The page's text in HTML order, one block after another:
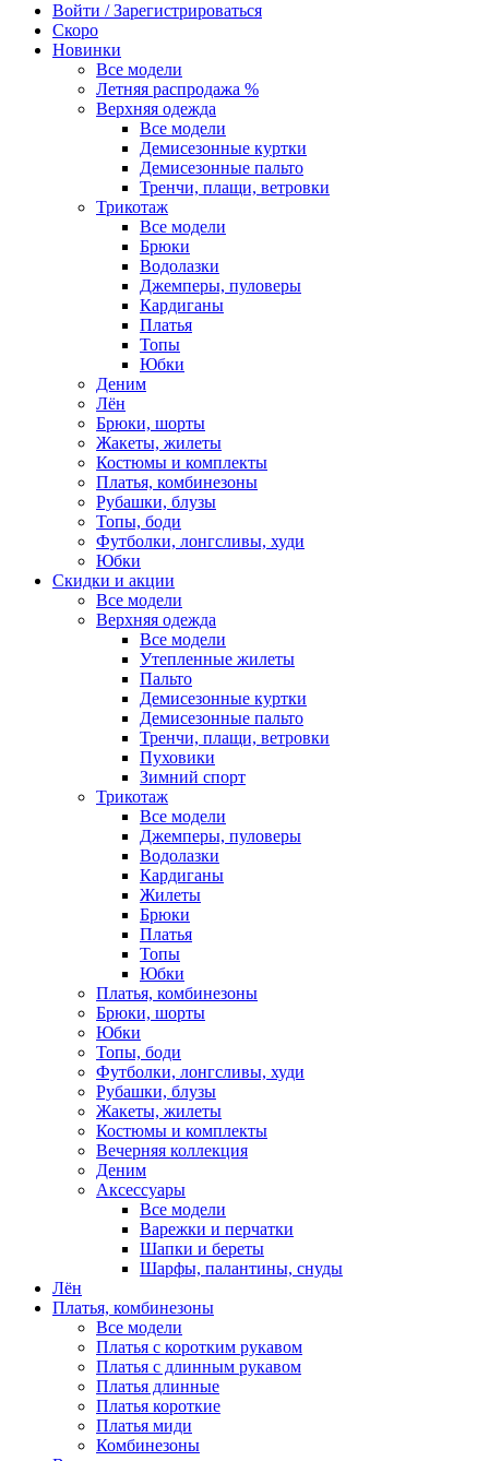
Войти / Зарегистрироваться
Скоро
Новинки
Все модели
Летняя распродажа %
Верхняя одежда
Все модели
Демисезонные куртки
Демисезонные пальто
Тренчи, плащи, ветровки
Трикотаж
Все модели
Брюки
Водолазки
Джемперы, пуловеры
Кардиганы
Платья
Топы
Юбки
Деним
Лён
Брюки, шорты
Жакеты, жилеты
Костюмы и комплекты
Платья, комбинезоны
Рубашки, блузы
Топы, боди
Футболки, лонгсливы, худи
Юбки
Скидки и акции
Все модели
Верхняя одежда
Все модели
Утепленные жилеты
Пальто
Демисезонные куртки
Демисезонные пальто
Тренчи, плащи, ветровки
Пуховики
Зимний спорт
Трикотаж
Все модели
Джемперы, пуловеры
Водолазки
Кардиганы
Жилеты
Брюки
Платья
Топы
Юбки
Платья, комбинезоны
Брюки, шорты
Юбки
Топы, боди
Футболки, лонгсливы, худи
Рубашки, блузы
Жакеты, жилеты
Костюмы и комплекты
Вечерняя коллекция
Деним
Аксессуары
Все модели
Варежки и перчатки
Шапки и береты
Шарфы, палантины, снуды
Лён
Платья, комбинезоны
Все модели
Платья с коротким рукавом
Платья с длинным рукавом
Платья длинные
Платья короткие
Платья миди
Комбинезоны